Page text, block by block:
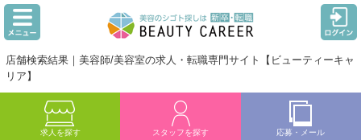
店舗検索結果｜美容師/美容室の求人・転職専門サイト【ビューティーキャ
リア】
求人を探す スタッフを探す 応募・メール